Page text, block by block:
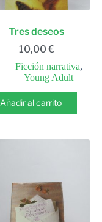
Tres deseos
10,00 €
Ficción narrativa,
Young Adult
Añadir al carrito